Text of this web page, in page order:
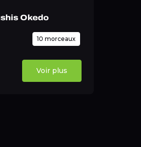
Okedo
10 morceaux
Voir plus